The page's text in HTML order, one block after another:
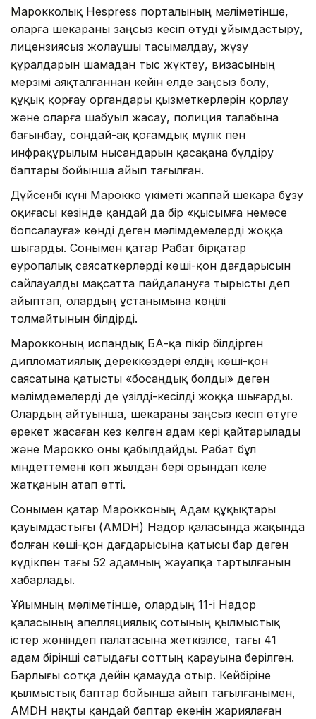
Марокколық Hespress порталының мәліметінше,
оларға шекараны заңсыз кесіп өтуді ұйымдастыру,
лицензиясыз жолаушы тасымалдау, жүзу
құралдарын шамадан тыс жүктеу, визасының
мерзімі аяқталғаннан кейін елде заңсыз болу,
құқық қорғау органдары қызметкерлерін қорлау
және оларға шабуыл жасау, полиция талабына
бағынбау, сондай-ақ қоғамдық мүлік пен
инфрақұрылым нысандарын қасақана бүлдіру
баптары бойынша айып тағылған.
Дүйсенбі күні Марокко үкіметі жаппай шекара бұзу
оқиғасы кезінде қандай да бір «қысымға немесе
бопсалауға» көнді деген мәлімдемелерді жоққа
шығарды. Сонымен қатар Рабат бірқатар
еуропалық саясаткерлерді көші-қон дағдарысын
сайлауалды мақсатта пайдалануға тырысты деп
айыптап, олардың ұстанымына көңілі
толмайтынын білдірді.
Марокконың испандық БАҚ-қа пікір білдірген
дипломатиялық дереккөздері елдің көші-қон
саясатына қатысты «босаңдық болды» деген
мәлімдемелерді де үзілді-кесілді жоққа шығарды.
Олардың айтуынша, шекараны заңсыз кесіп өтуге
әрекет жасаған кез келген адам кері қайтарылады
және Марокко оны қабылдайды. Рабат бұл
міндеттемені көп жылдан бері орындап келе
жатқанын атап өтті.
Сонымен қатар Марокконың Адам құқықтары
қауымдастығы (AMDH) Надор қаласында жақында
болған көші-қон дағдарысына қатысы бар деген
күдікпен тағы 52 адамның жауапқа тартылғанын
хабарлады.
Ұйымның мәліметінше, олардың 11-і Надор
қаласының апелляциялық сотының қылмыстық
істер жөніндегі палатасына жеткізілсе, тағы 41
адам бірінші сатыдағы соттың қарауына берілген.
Барлығы сотқа дейін қамауда отыр. Кейбіріне
қылмыстық баптар бойынша айып тағылғанымен,
AMDH нақты қандай баптар екенін жариялаған